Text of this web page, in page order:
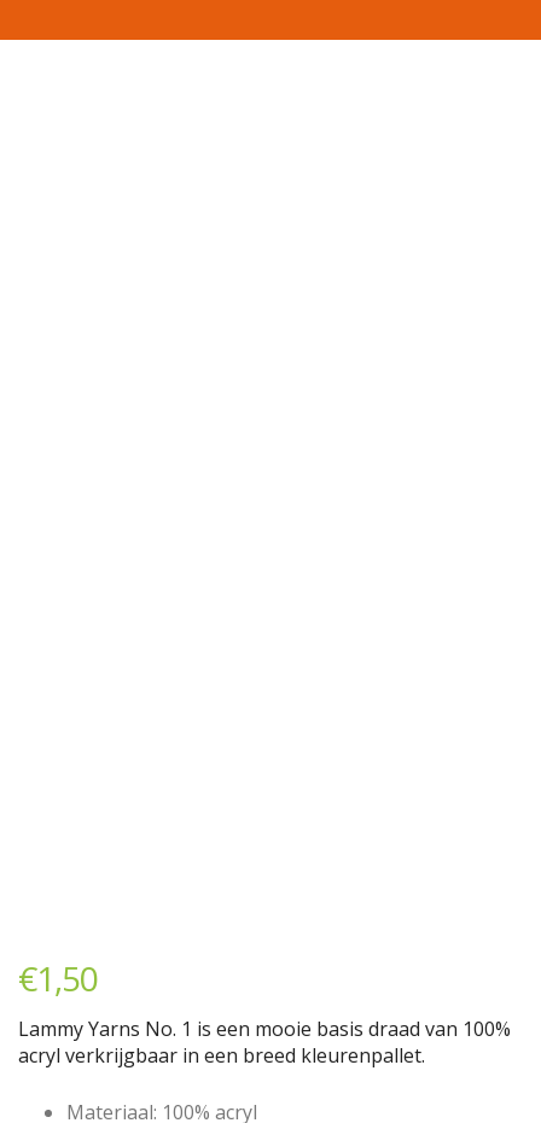
€1,50
Lammy Yarns No. 1 is een mooie basis draad van 100%
acryl verkrijgbaar in een breed kleurenpallet.
Materiaal: 100% acryl